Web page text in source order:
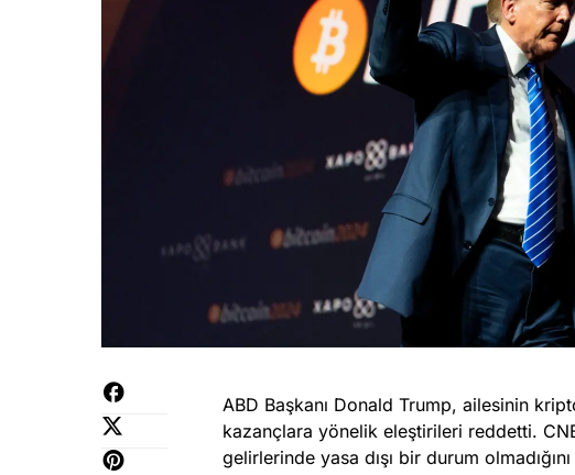
ABD Başkanı Donald Trump, ailesinin
kazançlara yönelik eleştirileri reddetti.
gelirlerinde yasa dışı bir durum